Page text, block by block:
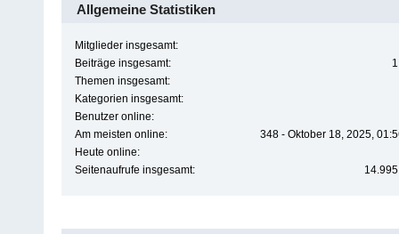
Allgemeine Statistiken
Mitglieder insgesamt:
Beiträge insgesamt:
Themen insgesamt:
Kategorien insgesamt:
Benutzer online:
Am meisten online:
348 - Oktober 18, 2025,
Heute online:
Seitenaufrufe insgesamt: